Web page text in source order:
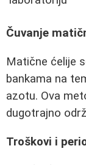
Čuvanje
Matične ćelije
bankama na
azotu. Ova
dugotrajno
Troškovi i